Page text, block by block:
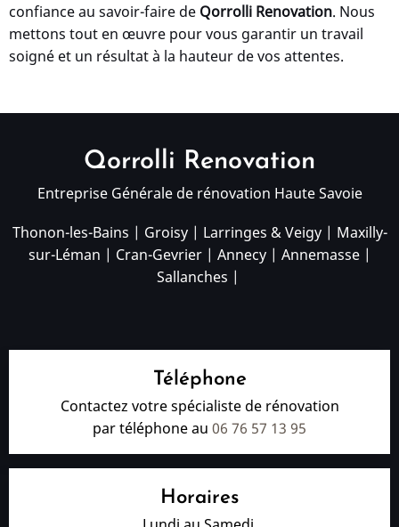
confiance au savoir-faire de Qorrolli Renovation. Nous
mettons tout en œuvre pour vous garantir un travail
soigné et un résultat à la hauteur de vos attentes.
Qorrolli Renovation
Entreprise Générale de rénovation Haute Savoie
Thonon-les-Bains | Groisy| Larringes & Veigy| Maxilly-
sur-Léman | Cran-Gevrier| Annecy| Annemasse|
Sallanches |
Téléphone
Contactez votre spécialiste de rénovation
par téléphone au 06 76 57 13 95
Horaires